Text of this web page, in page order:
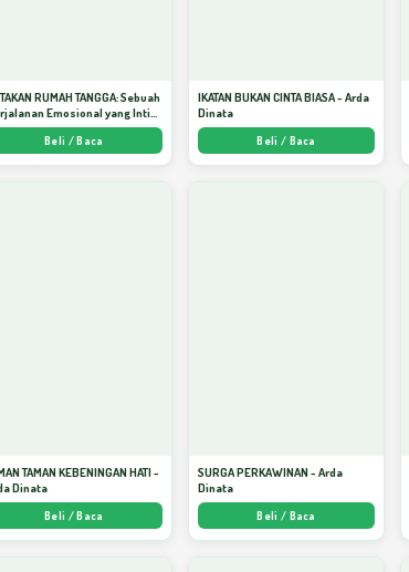
RUMAH TANGGA: Sebuah
Emosional yang Intim
Mendalam - Arda Dinata
Beli / Baca
IKATAN BUKAN CINTA BIASA - Arda
Dinata
Beli / Baca
TAMAN KEBENINGAN HATI -
Dinata
Beli / Baca
SURGA PERKAWINAN - Arda
Dinata
Beli / Baca